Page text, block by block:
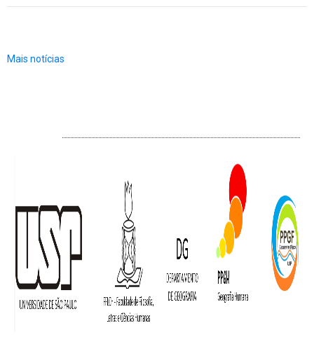
Mais notícias